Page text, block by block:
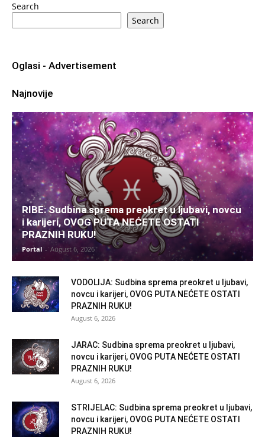
Search
Search
Oglasi - Advertisement
Najnovije
RIBE: Sudbina sprema preokret u ljubavi, novcu
i karijeri, OVOG PUTA NEĆETE OSTATI
PRAZNIH RUKU!
Portal - August 6, 2026
VODOLIJA: Sudbina sprema preokret u ljubavi,
novcu i karijeri, OVOG PUTA NEĆETE OSTATI
PRAZNIH RUKU!
August 6, 2026
JARAC: Sudbina sprema preokret u ljubavi,
novcu i karijeri, OVOG PUTA NEĆETE OSTATI
PRAZNIH RUKU!
August 6, 2026
STRIJELAC: Sudbina sprema preokret u ljubavi,
novcu i karijeri, OVOG PUTA NEĆETE OSTATI
PRAZNIH RUKU!